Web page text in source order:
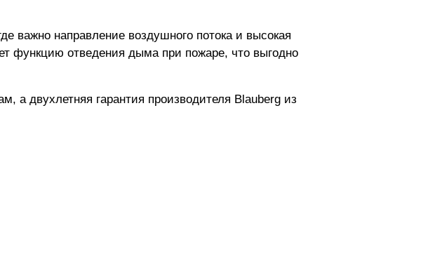
важно направление воздушного потока и высокая
функцию отведения дыма при пожаре, что выгодно
а двухлетняя гарантия производителя Blauberg из